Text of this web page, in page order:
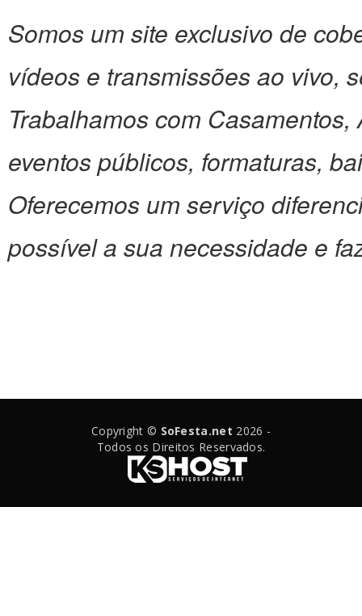
Somos um site exclusivo de
vídeos e transmissões ao vivo,
Trabalhamos com
eventos públicos, formaturas,
Oferecemos um serviço
possível a sua necessidade e
Copyright © SoFesta.net 2026 -
Todos os Direitos Reservados.